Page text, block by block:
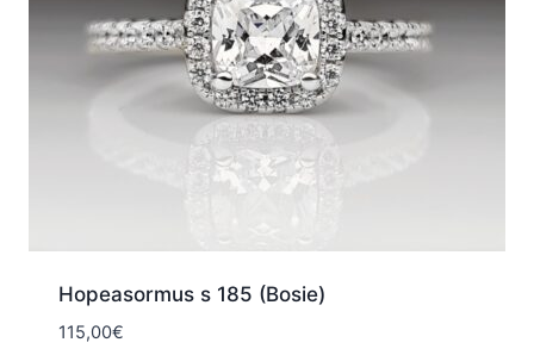
Hopeasormus s 185 (Bosie)
115,00€